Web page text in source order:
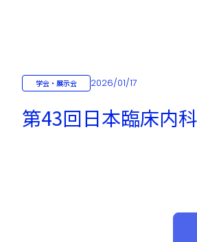
学会・展示会 2026/01/17
第43回日本臨床内